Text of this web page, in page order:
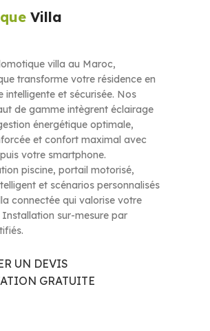
Villa
villa au Maroc,
transforme votre résidence en
intelligente et sécurisée. Nos
de gamme intègrent éclairage
énergétique optimale,
et confort maximal avec
votre smartphone.
piscine, portail motorisé,
et scénarios personnalisés
connectée qui valorise votre
sur-mesure par
UN DEVIS
GRATUITE